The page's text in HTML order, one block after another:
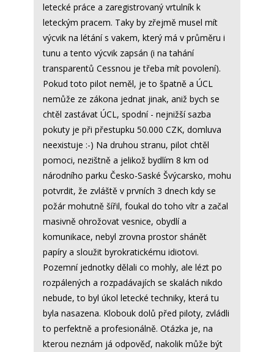
letecké práce a zaregistrovaný vrtulník k
leteckým pracem. Taky by zřejmě musel mít
výcvik na létání s vakem, který má v průměru i
tunu a tento výcvik zapsán (i na tahání
transparentů Cessnou je třeba mít povolení).
Pokud toto pilot neměl, je to špatně a ÚCL
nemůže ze zákona jednat jinak, aniž bych se
chtěl zastávat ÚCL, spodní - nejnižší sazba
pokuty je při přestupku 50.000 CZK, domluva
neexistuje :-) Na druhou stranu, pilot chtěl
pomoci, nezištně a jelikož bydlím 8 km od
národního parku Česko-Saské Švýcarsko, mohu
potvrdit, že zvláště v prvních 3 dnech kdy se
požár mohutně šířil, foukal do toho vítr a začal
masivně ohrožovat vesnice, obydlí a
komunikace, nebyl zrovna prostor shánět
papíry a sloužit byrokratickému idiotovi.
Pozemní jednotky dělali co mohly, ale lézt po
rozpálených a rozpadávajích se skalách nikdo
nebude, to byl úkol letecké techniky, která tu
byla nasazena. Klobouk dolů před piloty, zvládli
to perfektně a profesionálně. Otázka je, na
kterou neznám já odpověď, nakolik může být